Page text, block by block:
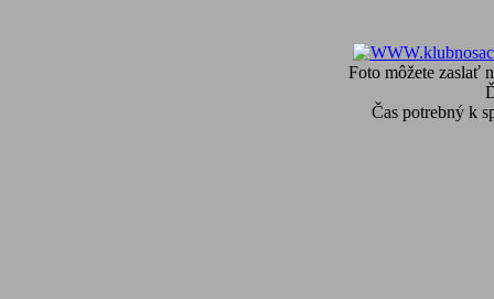
Foto môžete zaslať
Čas potrebný k